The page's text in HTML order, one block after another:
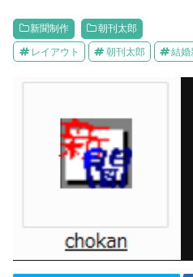
新聞制作 朝刊太郎
レイアウト 朝刊太郎 結婚